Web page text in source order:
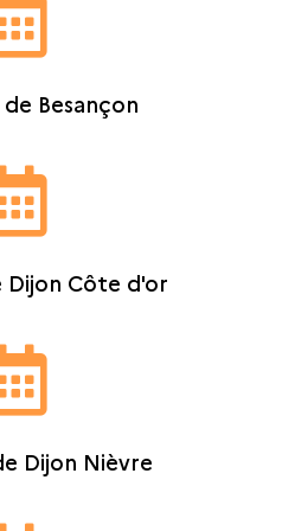
Besançon
Dijon Côte d'or
Dijon Nièvre